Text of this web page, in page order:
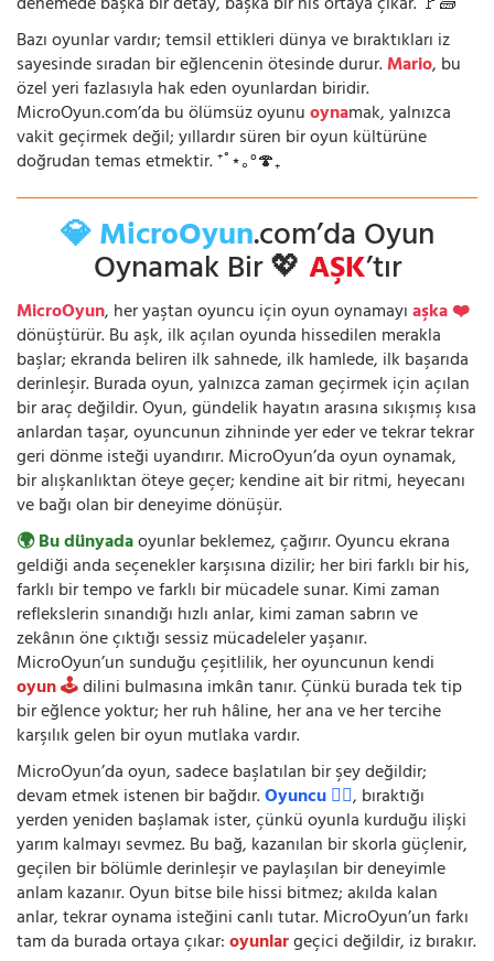
Bazı oyunlar vardır; temsil ettikleri dünya ve bıraktıkları iz
sayesinde sıradan bir eğlencenin ötesinde durur.Mario, bu
özel yeri fazlasıyla hak eden oyunlardan biridir.
MicroOyun.com’da bu ölümsüz oyunuoynamak, yalnızca
vakit geçirmek değil; yıllardır süren bir oyun kültürüne
doğrudan temas etmektir. ⁺˚⋆｡°🍄₊
💎 MicroOyun.com’da Oyun
Oynamak Bir 💖AŞK’tır
MicroOyun, her yaştan oyuncu için oyun oynamayıaşka ❤️
dönüştürür. Bu aşk, ilk açılan oyunda hissedilen merakla
başlar; ekranda beliren ilk sahnede, ilk hamlede, ilk başarıda
derinleşir. Burada oyun, yalnızca zaman geçirmek için açılan
bir araç değildir. Oyun, gündelik hayatın arasına sıkışmış kısa
anlardan taşar, oyuncunun zihninde yer eder ve tekrar tekrar
geri dönme isteği uyandırır. MicroOyun’da oyun oynamak,
bir alışkanlıktan öteye geçer; kendine ait bir ritmi, heyecanı
ve bağı olan bir deneyime dönüşür.
🌍 Bu dünyadaoyunlar beklemez, çağırır. Oyuncu ekrana
geldiği anda seçenekler karşısına dizilir; her biri farklı bir his,
farklı bir tempo ve farklı bir mücadele sunar. Kimi zaman
reflekslerin sınandığı hızlı anlar, kimi zaman sabrın ve
zekânın öne çıktığı sessiz mücadeleler yaşanır.
MicroOyun’un sunduğu çeşitlilik, her oyuncunun kendi
oyun 🕹️dilini bulmasına imkân tanır. Çünkü burada tek tip
bir eğlence yoktur; her ruh hâline, her ana ve her tercihe
karşılık gelen bir oyun mutlaka vardır.
MicroOyun’da oyun, sadece başlatılan bir şey değildir;
devam etmek istenen bir bağdır.Oyuncu 🧍‍♂️, bıraktığı
yerden yeniden başlamak ister, çünkü oyunla kurduğu ilişki
yarım kalmayı sevmez. Bu bağ, kazanılan bir skorla güçlenir,
geçilen bir bölümle derinleşir ve paylaşılan bir deneyimle
anlam kazanır. Oyun bitse bile hissi bitmez; akılda kalan
anlar, tekrar oynama isteğini canlı tutar. MicroOyun’un farkı
tam da burada ortaya çıkar:oyunlargeçici değildir, iz bırakır.